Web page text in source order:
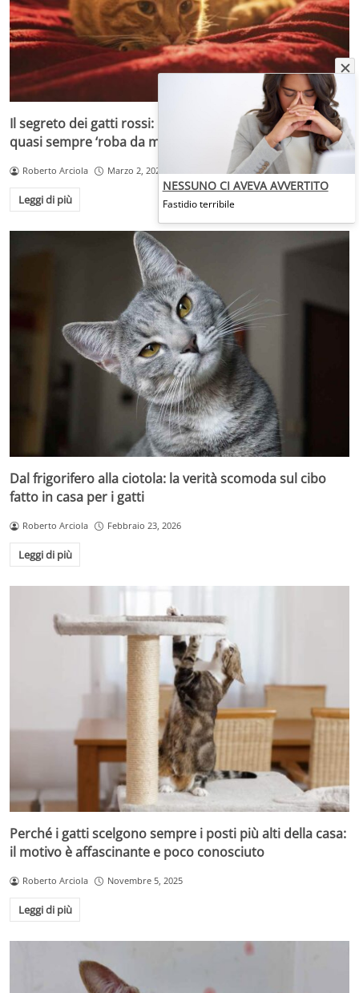
Il segreto dei gatti rossi: perché il colore arancione è
quasi sempre ‘roba da maschi
Roberto Arciola Marzo 2, 2026
Leggi di più
Dal frigorifero alla ciotola: la verità scomoda sul cibo
fatto in casa per i gatti
Roberto Arciola Febbraio 23, 2026
Leggi di più
Perché i gatti scelgono sempre i posti più alti della casa:
il motivo è affascinante e poco conosciuto
Roberto Arciola Novembre 5, 2025
Leggi di più
NESSUNO CI AVEVA AVVERTITO
Fastidio terribile